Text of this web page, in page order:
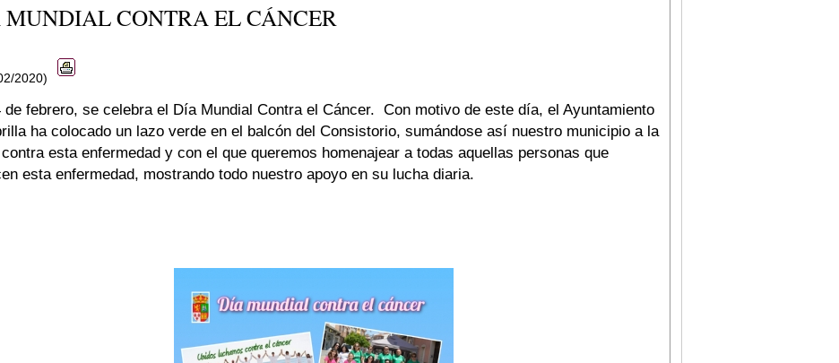
CONTRA EL CÁNCER
2020)
de febrero, se celebra el Día Mundial Contra el Cáncer. Con motivo de este día, el Ayuntamiento
ha colocado un lazo verde en el balcón del Consistorio, sumándose así nuestro municipio a la
esta enfermedad y con el que queremos homenajear a todas aquellas personas que
esta enfermedad, mostrando todo nuestro apoyo en su lucha diaria.